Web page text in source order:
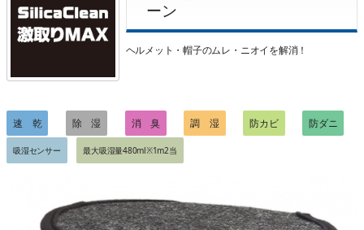
ーン
ヘルメット・帽子のムレ・ニオイを解消！
速 乾 除 湿 消 臭 調 湿 防カビ 防ダニ
吸湿センサー 最大吸湿量480ml※1m2当